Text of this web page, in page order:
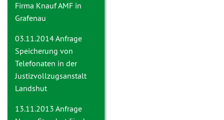
Firma Knauf AMF in
Grafenau
03.11.2014 Anfrage
Speicherung von
Telefonaten in der
Justizvollzugsanstalt
Landshut
13.11.2013 Anfrage